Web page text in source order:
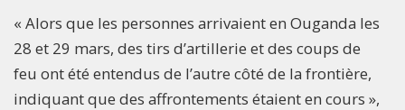
« Alors que les personnes arrivaient en Ouganda les
28 et 29 mars, des tirs d’artillerie et des coups de
feu ont été entendus de l’autre côté de la frontière,
indiquant que des affrontements étaient en cours »,